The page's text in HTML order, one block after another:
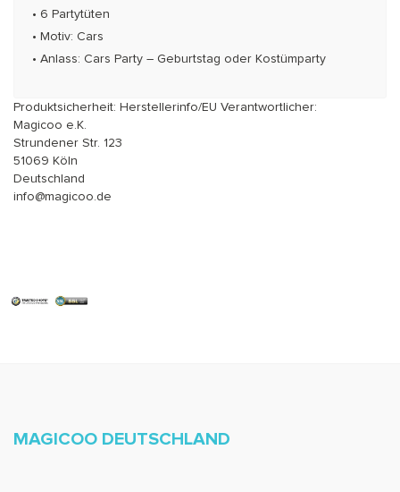
• 6 Partytüten
• Motiv: Cars
• Anlass: Cars Party – Geburtstag oder Kostümparty
Produktsicherheit: Herstellerinfo/EU Verantwortlicher:
Magicoo e.K.
Strundener Str. 123
51069 Köln
Deutschland
info@magicoo.de
MAGICOO DEUTSCHLAND